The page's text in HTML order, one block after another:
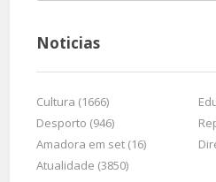
Noticias
Cultura (1666)
Desporto (946)
Amadora em set (16)
Atualidade (3850)